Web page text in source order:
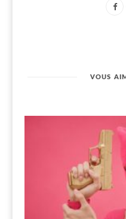
VOUS